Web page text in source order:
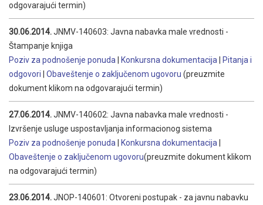
odgovarajući termin)
30.06.2014.JNMV-140603: Javna nabavka male vrednosti -
Štampanje knjiga
Poziv za podnošenje ponuda
Konkursna dokumentacija
Pitanja i
odgovori
Obaveštenje o zaključenom ugovoru (preuzmite
dokument klikom na odgovarajući termin)
27.06.2014.JNMV-140602: Javna nabavka male vrednosti -
Izvršenje usluge uspostavljanja informacionog sistema
Poziv za podnošenje ponuda
Konkursna dokumentacija
Obaveštenje o zaključenom ugovoru(preuzmite dokument klikom
na odgovarajući termin)
23.06.2014.JNOP-140601: Otvoreni postupak - za javnu nabavku